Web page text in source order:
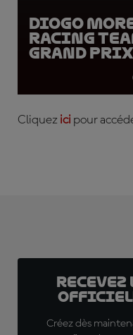
Diogo
Racing
Grand
Cliquez ici pour
Créez dès